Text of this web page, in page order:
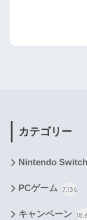
カテゴリー
Nintendo Switch
PCゲーム 7,136
キャンペーン